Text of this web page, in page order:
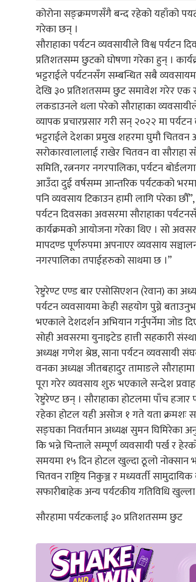
कोरोना सङ्क्रमणसँगै बन्द रहेको यहाँको
गरेका छन् ।
सौराहाका पर्यटन व्यवसायीले विश्व
प्रतिशतसम्म छुटको घोषणा गरेका हुन् ।
भट्टराईले पर्यटनसँग सम्बन्धित सबै
देखि ३० प्रतिशतसम्म छुट समावेश गरेर एक
लकडाउनले थला परेको सौराहाका
व्यापक प्रचारप्रसार गरी सन् २०२२ मा
भट्टराईले देशका प्रमुख शहरमा घुमौ
सरोकारवालालाई राखेर चितवन वा सौराहा
समिति, रत्ननगर नगरपालिका, पर्यटन
आउँदा दुई वर्षसम्म आन्तरिक पर्यटकको
पनि व्यवसाय टिकाउन हामी लागि परेका
पर्यटन दिवसका अवसरमा सौराहाका
कार्यक्रमको आयोजना गरेका थिए । सो
मापदण्ड पूर्णरुपमा अपनाएर व्यवसाय
नगरपालिका तपाईहरुको साथमा छ ।”
रेष्टुरेण्ट एण्ड बार एसोसिएशन (रेवान) का
पर्यटन व्यवसायमा केही सहयोग पुग्ने
भएकाले देशदर्शन अभियान गर्नुपर्नेमा जोड
सोही अवसरमा युनाइटेड हात्ती सहकारी
अध्यक्ष गणेश श्रेष्ठ, साना पर्यटन व्यवसायी
वनका अध्यक्ष जीतबहादुर तामाङले
पूरा गरेर व्यवसाय शुरु भएकाले सन्देश प्रवाह
रेष्टुरेण्ट छन् । सौराहाका होटलमा पाँच
रहेका होटल यही असोज १ गते यता
सङ्घका निवर्तमान अध्यक्ष सुमन घिमिरेका
कि भन्ने चिन्ताले सम्पूर्ण व्यवसायी पर्ख र
समयमा १५ दिन होटल खुल्दा ठूलो नोक्सान
चितवन राष्ट्रिय निकुञ्ज र मध्यवर्ती
सफारीबाहेक अन्य पर्यटकीय गतिविधि
सौरहामा पर्यटकलाई ३० प्रतिशतसम्म छुट